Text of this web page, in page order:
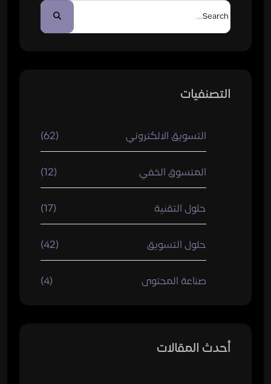
التصنفيات
التسويق الالكتروني (62)
المتسوق الخفي (12)
حلول التقنية (17)
حلول التسويق (42)
صناعة المحتوى (4)
أحدث المقالات